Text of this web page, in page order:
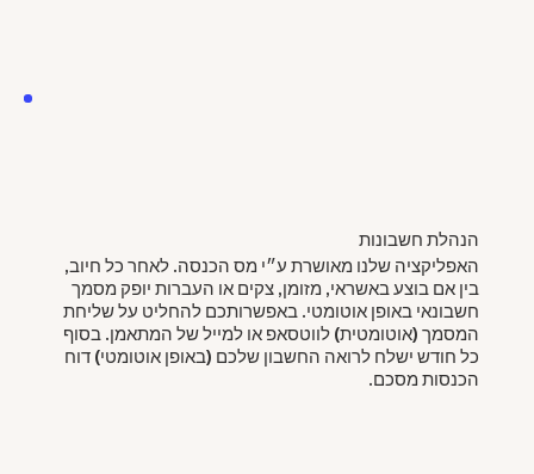
הנהלת חשבונות
האפליקציה שלנו מאושרת ע״י מס הכנסה. לאחר כל חיוב,
בין אם בוצע באשראי, מזומן, צקים או העברות יופק מסמך
חשבונאי באופן אוטומטי. באפשרותכם להחליט על שליחת
המסמך (אוטומטית) לווטסאפ או למייל של המתאמן. בסוף
כל חודש ישלח לרואה החשבון שלכם (באופן אוטומטי) דוח
הכנסות מסכם.